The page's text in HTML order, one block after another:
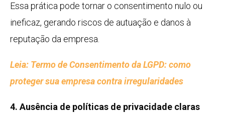
Essa prática pode tornar o consentimento nulo ou
ineficaz, gerando riscos de autuação e danos à
reputação da empresa.
Leia: Termo de Consentimento da LGPD: como
proteger sua empresa contra irregularidades
4. Ausência de políticas de privacidade claras